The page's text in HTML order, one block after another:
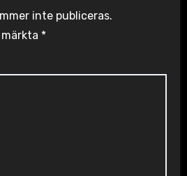
inte publiceras.
*